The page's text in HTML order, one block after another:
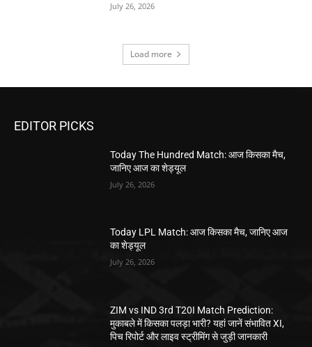
July 26, 2026
Load more
EDITOR PICKS
Today The Hundred Match: आज किसका मैच,
जानिए आज का शेड्यूल
July 26, 2026
Today LPL Match: आज किसका मैच, जानिए आज
का शेड्यूल
July 26, 2026
ZIM vs IND 3rd T20I Match Prediction:
मुकाबले में किसका पलड़ा भारी? यहां जानें संभावित XI,
पिच रिपोर्ट और लाइव स्ट्रीमिंग से जुड़ी जानकारी